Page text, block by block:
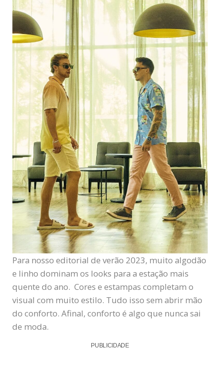
Para nosso editorial de verão 2023, muito algodão
e linho dominam os looks para a estação mais
quente do ano. Cores e estampas completam o
visual com muito estilo. Tudo isso sem abrir mão
do conforto. Afinal, conforto é algo que nunca sai
de moda.
PUBLICIDADE